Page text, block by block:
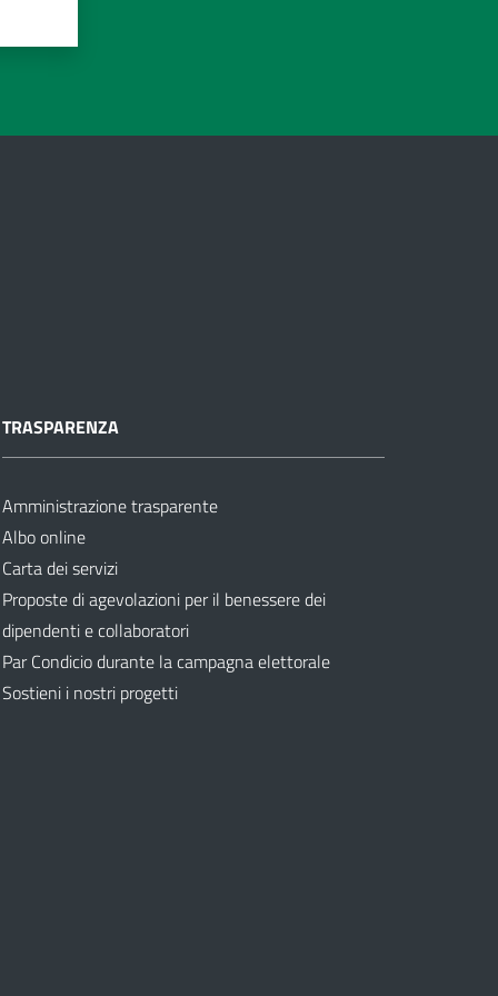
TRASPARENZA
Amministrazione trasparente
Albo online
Carta dei servizi
Proposte di agevolazioni per il benessere dei
dipendenti e collaboratori
Par Condicio durante la campagna elettorale
Sostieni i nostri progetti